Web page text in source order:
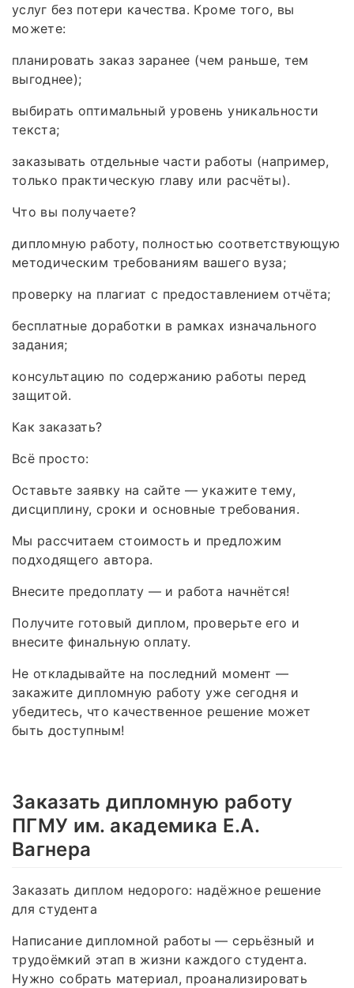
услуг без потери качества. Кроме того, вы
можете:
планировать заказ заранее (чем раньше, тем
выгоднее);
выбирать оптимальный уровень уникальности
текста;
заказывать отдельные части работы (например,
только практическую главу или расчёты).
Что вы получаете?
дипломную работу, полностью соответствующую
методическим требованиям вашего вуза;
проверку на плагиат с предоставлением отчёта;
бесплатные доработки в рамках изначального
задания;
консультацию по содержанию работы перед
защитой.
Как заказать?
Всё просто:
Оставьте заявку на сайте — укажите тему,
дисциплину, сроки и основные требования.
Мы рассчитаем стоимость и предложим
подходящего автора.
Внесите предоплату — и работа начнётся!
Получите готовый диплом, проверьте его и
внесите финальную оплату.
Не откладывайте на последний момент —
закажите дипломную работу уже сегодня и
убедитесь, что качественное решение может
быть доступным!
Заказать дипломную работу
ПГМУ им. академика Е.А.
Вагнера
Заказать диплом недорого: надёжное решение
для студента
Написание дипломной работы — серьёзный и
трудоёмкий этап в жизни каждого студента.
Нужно собрать материал, проанализировать